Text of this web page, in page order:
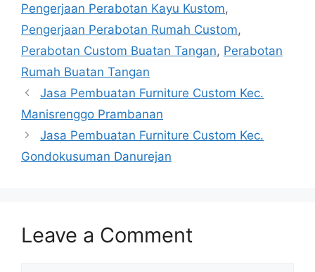
Pengerjaan Perabotan Kayu Kustom,
Pengerjaan Perabotan Rumah Custom,
Perabotan Custom Buatan Tangan, Perabotan
Rumah Buatan Tangan
Jasa Pembuatan Furniture Custom Kec.
Manisrenggo Prambanan
Jasa Pembuatan Furniture Custom Kec.
Gondokusuman Danurejan
Leave a Comment